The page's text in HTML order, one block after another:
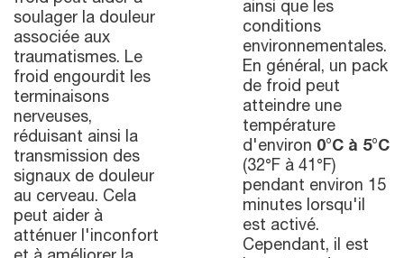
soulager la douleur
associée aux
traumatismes. Le
froid engourdit les
terminaisons
nerveuses,
réduisant ainsi la
transmission des
signaux de douleur
au cerveau. Cela
peut aider à
atténuer l'inconfort
ainsi que les
conditions
environnementales.
En général, un pack
de froid peut
atteindre une
température
d'environ 0°C à 5°C
(32°F à 41°F)
pendant environ 15
minutes lorsqu'il
est activé.
Cependant, il est